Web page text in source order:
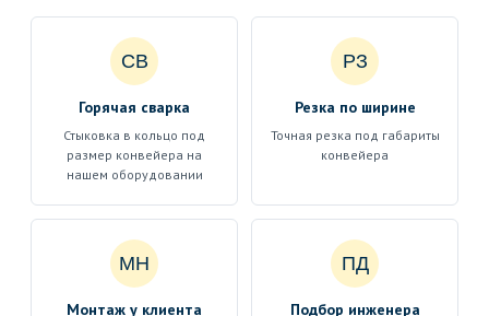
СВ
Горячая сварка
Стыковка в кольцо под
размер конвейера на
нашем оборудовании
РЗ
Резка по ширине
Точная резка под габариты
конвейера
МН
Монтаж у клиента
ПД
Подбор инженера